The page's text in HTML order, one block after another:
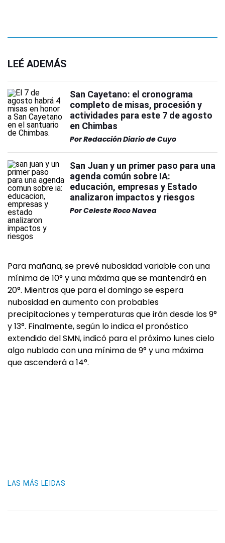
LEÉ ADEMÁS
San Cayetano: el cronograma
completo de misas, procesión y
actividades para este 7 de agosto
en Chimbas
PorRedacción Diario de Cuyo
San Juan y un primer paso para una
agenda común sobre IA:
educación, empresas y Estado
analizaron impactos y riesgos
PorCeleste Roco Navea
Para mañana, se prevé nubosidad variable con una
mínima de 10° y una máxima que se mantendrá en
20°. Mientras que para el domingo se espera
nubosidad en aumento con probables
precipitaciones y temperaturas que irán desde los 9°
y 13°. Finalmente, según lo indica el pronóstico
extendido del SMN, indicó para el próximo lunes cielo
algo nublado con una mínima de 9° y una máxima
que ascenderá a 14°.
LAS MÁS LEIDAS